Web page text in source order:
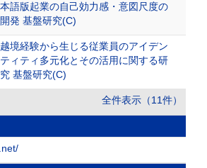
本語版起業の自己効力感・意図尺度の
開発 基盤研究(C)
越境経験から生じる従業員のアイデン
ティティ多元化とその活用に関する研
究 基盤研究(C)
全件表示（11件）